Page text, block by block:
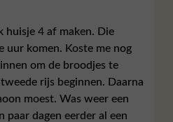
huisje 4 af maken. Die
uur komen. Koste me nog
om de broodjes te
rijs beginnen. Daarna
moest. Was weer een
paar dagen eerder al een